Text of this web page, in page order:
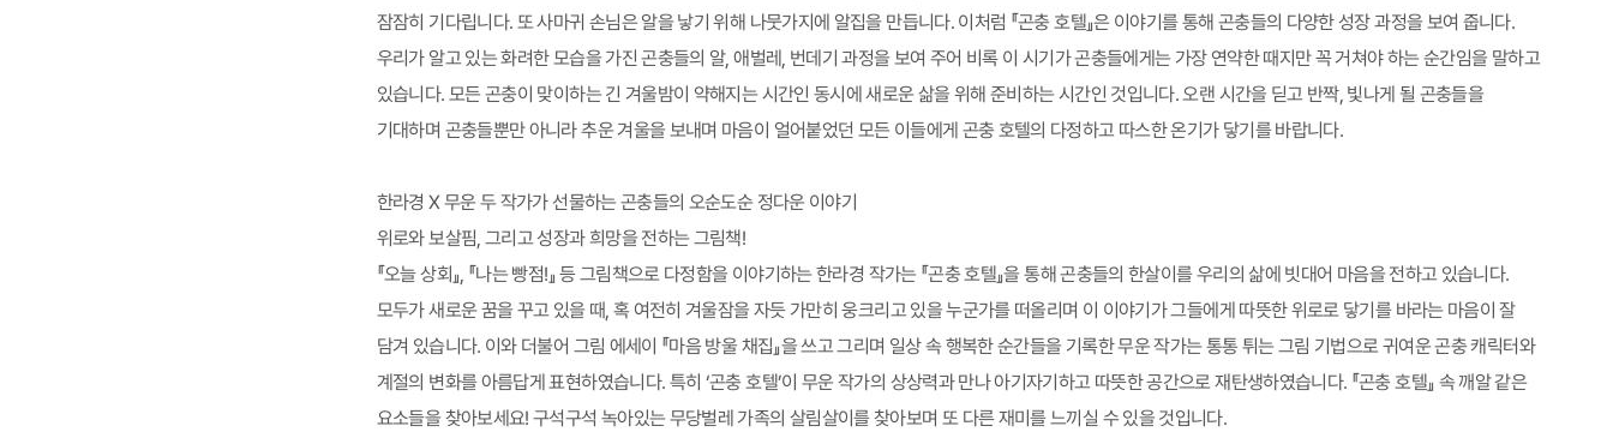
잠잠히 기다립니다. 또 사마귀 손님은 알을 낳기 위해 나뭇가지에 알집을 만듭니다. 이처럼 『곤충 호텔』은 이야기를 통해 곤충들의 다양한 성장 과정을 보여 줍니다.
우리가 알고 있는 화려한 모습을 가진 곤충들의 알, 애벌레, 번데기 과정을 보여 주어 비록 이 시기가 곤충들에게는 가장 연약한 때지만 꼭 거쳐야 하는 순간임을 말하고
있습니다. 모든 곤충이 맞이하는 긴 겨울밤이 약해지는 시간인 동시에 새로운 삶을 위해 준비하는 시간인 것입니다. 오랜 시간을 딛고 반짝, 빛나게 될 곤충들을
기대하며 곤충들뿐만 아니라 추운 겨울을 보내며 마음이 얼어붙었던 모든 이들에게 곤충 호텔의 다정하고 따스한 온기가 닿기를 바랍니다.
한라경 X 무운 두 작가가 선물하는 곤충들의 오순도순 정다운 이야기
위로와 보살핌, 그리고 성장과 희망을 전하는 그림책!
『오늘 상회』, 『나는 빵점!』 등 그림책으로 다정함을 이야기하는 한라경 작가는 『곤충 호텔』을 통해 곤충들의 한살이를 우리의 삶에 빗대어 마음을 전하고 있습니다.
모두가 새로운 꿈을 꾸고 있을 때, 혹 여전히 겨울잠을 자듯 가만히 웅크리고 있을 누군가를 떠올리며 이 이야기가 그들에게 따뜻한 위로로 닿기를 바라는 마음이 잘
담겨 있습니다. 이와 더불어 그림 에세이 『마음 방울 채집』을 쓰고 그리며 일상 속 행복한 순간들을 기록한 무운 작가는 통통 튀는 그림 기법으로 귀여운 곤충 캐릭터와
계절의 변화를 아름답게 표현하였습니다. 특히 ‘곤충 호텔’이 무운 작가의 상상력과 만나 아기자기하고 따뜻한 공간으로 재탄생하였습니다. 『곤충 호텔』 속 깨알 같은
요소들을 찾아보세요! 구석구석 녹아있는 무당벌레 가족의 살림살이를 찾아보며 또 다른 재미를 느끼실 수 있을 것입니다.